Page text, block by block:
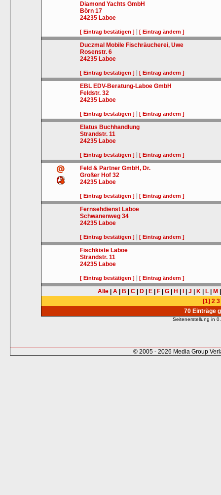
Diamond Yachts GmbH
Börn 17
24235 Laboe
[ Eintrag bestätigen ] |[ Eintrag ändern ]
Duczmal Mobile Fischräucherei, Uwe
Rosenstr. 6
24235 Laboe
[ Eintrag bestätigen ] |[ Eintrag ändern ]
EBL EDV-Beratung-Laboe GmbH
Feldstr. 32
24235 Laboe
[ Eintrag bestätigen ] |[ Eintrag ändern ]
Elatus Buchhandlung
Strandstr. 11
24235 Laboe
[ Eintrag bestätigen ] |[ Eintrag ändern ]
Feld & Partner GmbH, Dr.
Großer Hof 32
24235 Laboe
[ Eintrag bestätigen ] |[ Eintrag ändern ]
Fernsehdienst Laboe
Schwanenweg 34
24235 Laboe
[ Eintrag bestätigen ] |[ Eintrag ändern ]
Fischkiste Laboe
Strandstr. 11
24235 Laboe
[ Eintrag bestätigen ] |[ Eintrag ändern ]
Alle A B C D E F G H J K L M
[1] 2 3
70 Einträge
Seitenerstellung in
© 2005 - 2026 Media Group